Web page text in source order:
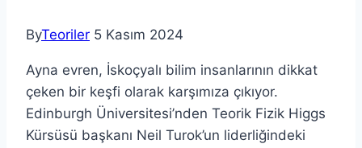
ByTeoriler 5 Kasım 2024
Ayna evren, İskoçyalı bilim insanlarının dikkat
çeken bir keşfi olarak karşımıza çıkıyor.
Edinburgh Üniversitesi’nden Teorik Fizik Higgs
Kürsüsü başkanı Neil Turok’un liderliğindeki